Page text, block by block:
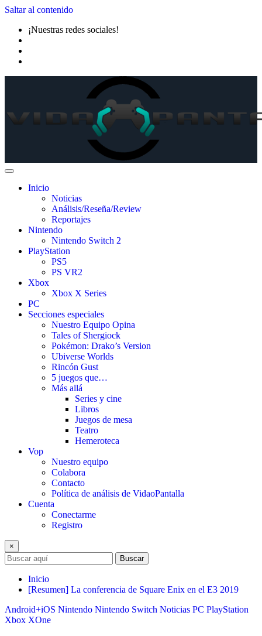
Saltar al contenido
¡Nuestras redes sociales!
Inicio
Noticias
Análisis/Reseña/Review
Reportajes
Nintendo
Nintendo Switch 2
PlayStation
PS5
PS VR2
Xbox
Xbox X Series
PC
Secciones especiales
Nuestro Equipo Opina
Tales of Shergiock
Pokémon: Drako’s Version
Ubiverse Worlds
Rincón Gust
5 juegos que…
Más allá
Series y cine
Libros
Juegos de mesa
Teatro
Hemeroteca
Vop
Nuestro equipo
Colabora
Contacto
Política de análisis de VidaoPantalla
Cuenta
Conectarme
Registro
×
Buscar
Inicio
[Resumen] La conferencia de Square Enix en el E3 2019
Android+iOS Nintendo Nintendo Switch Noticias PC PlayStation
Xbox XOne